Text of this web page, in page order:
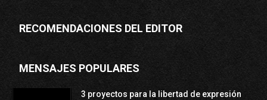
RECOMENDACIONES DEL EDITOR
MENSAJES POPULARES
3 proyectos para la libertad de expresión